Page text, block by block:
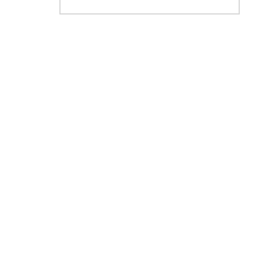
ใหม่-เก่า